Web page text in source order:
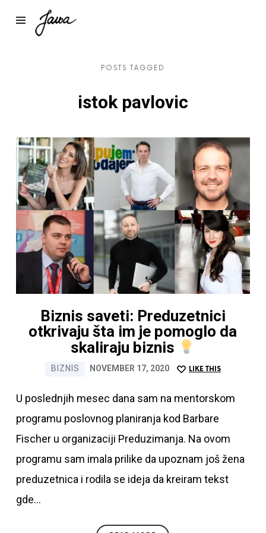
Janja
POSTS TAGGED
istok pavlovic
Biznis saveti: Preduzetnici
otkrivaju šta im je pomoglo da
skaliraju biznis
BIZNIS NOVEMBER 17, 2020 LIKE THIS
U poslednjih mesec dana sam na mentorskom
programu poslovnog planiranja kod Barbare
Fischer u organizaciji Preduzimanja. Na ovom
programu sam imala prilike da upoznam još
žena preduzetnica i rodila se ideja da kreiram
tekst gde…
Preuzmi dokument
7 najčešćih kobnih
grešaka na Linkedinu
Ime i prezime
SUBMIT
Preuzimanjem ovog eBooka upadate kod mene na